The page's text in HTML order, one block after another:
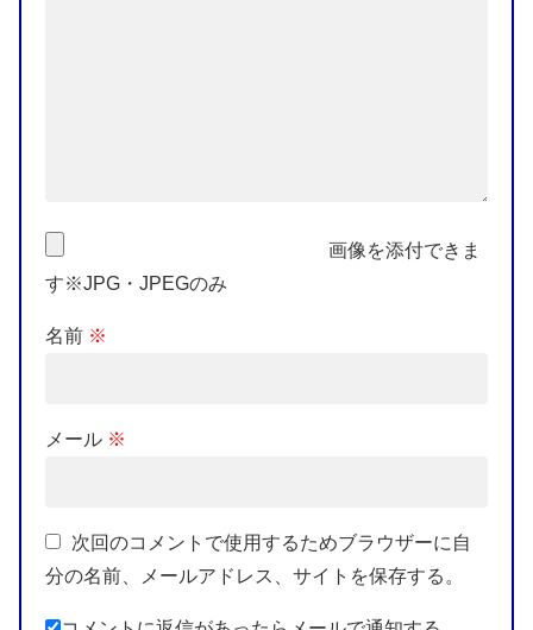
画像を添付できま
す※JPG・JPEGのみ
名前 ※
メール ※
次回のコメントで使用するためブラウザーに自
分の名前、メールアドレス、サイトを保存する。